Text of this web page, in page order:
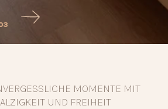
MOMENTE MIT
UND FREIHEIT